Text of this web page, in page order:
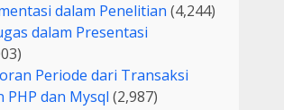
dalam Penelitian (4,244)
dalam Presentasi
Periode dari Transaksi
dan Mysql (2,987)